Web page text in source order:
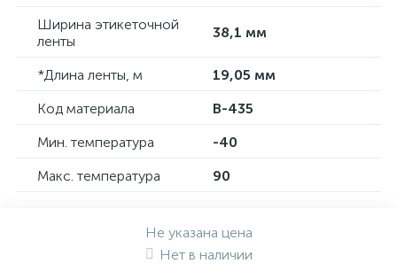
Ширина этикеточной
ленты
38,1 мм
*Длина ленты, м
19,05 мм
Код материала
B-435
Мин. температура
-40
Макс. температура
90
Не указана цена
Нет в наличии